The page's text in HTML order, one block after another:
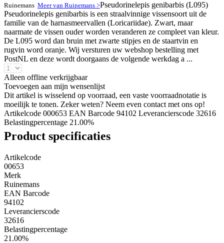
Ruinemans Meer van Ruinemans >Pseudorinelepis genibarbis (L095)
Pseudorinelepis genibarbis is een straalvinnige vissensoort uit de
familie van de harnasmeervallen (Loricariidae). Zwart, maar
naarmate de vissen ouder worden veranderen ze compleet van kleur.
De L095 word dan bruin met zwarte stipjes en de staartvin en
rugvin word oranje. Wij versturen uw webshop bestelling met
PostNL en deze wordt doorgaans de volgende werkdag a ...
Alleen offline verkrijgbaar
Toevoegen aan mijn wensenlijst
Dit artikel is wisselend op voorraad, een vaste voorraadnotatie is
moeilijk te tonen. Zeker weten? Neem even contact met ons op!
Artikelcode 000653 EAN Barcode 94102 Leverancierscode 32616
Belastingpercentage 21.00%
Product specificaties
Artikelcode
00653
Merk
Ruinemans
EAN Barcode
94102
Leverancierscode
32616
Belastingpercentage
21.00%